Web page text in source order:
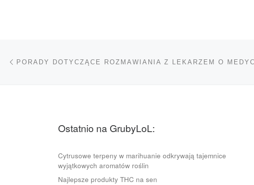
Nawigacja wpisu
Ostatnio na GrubyLoL:
Cytrusowe terpeny w marihuanie odkrywają tajemnice
wyjątkowych aromatów roślin
Najlepsze produkty THC na sen